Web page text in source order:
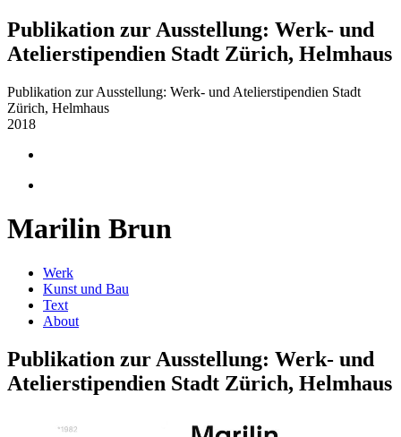
Publikation zur Ausstellung: Werk- und
Atelierstipendien Stadt Zürich, Helmhaus
Publikation zur Ausstellung: Werk- und Atelierstipendien Stadt
Zürich, Helmhaus
2018
Marilin Brun
Werk
Kunst und Bau
Text
About
Publikation zur Ausstellung: Werk- und
Atelierstipendien Stadt Zürich, Helmhaus